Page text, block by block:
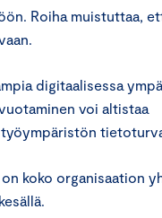
Roiha muistuttaa,
digitaalisessa
voi altistaa
koko organisaation